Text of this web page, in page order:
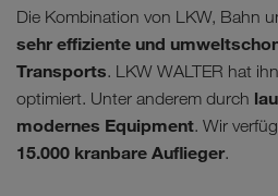
Die Kombination von LKW, Bahn
sehr effiziente und
Transports. LKW WALTER hat
optimiert. Unter anderem durch
modernes Equipment. Wir
15.000 kranbare Auflieger.